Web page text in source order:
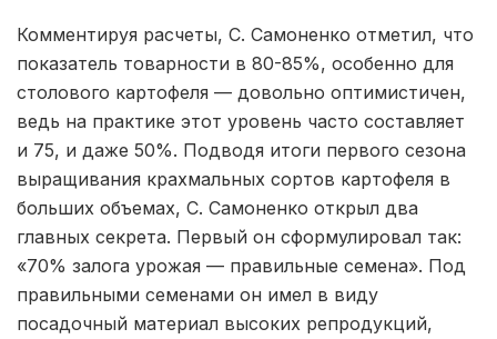
Комментируя расчеты, С. Самоненко отметил, что
показатель товарности в 80-85%, особенно для
столового картофеля — довольно оптимистичен,
ведь на практике этот уровень часто составляет
и 75, и даже 50%. Подводя итоги первого сезона
выращивания крахмальных сортов картофеля в
больших объемах, С. Самоненко открыл два
главных секрета. Первый он сформулировал так:
«70% залога урожая — правильные семена». Под
правильными семенами он имел в виду
посадочный материал высоких репродукций,